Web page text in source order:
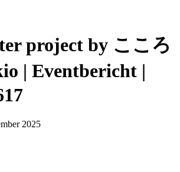
project by こころ
| Eventbericht |
2025